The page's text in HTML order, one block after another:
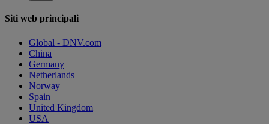
Siti web principali
Global - DNV.com
China
Germany
Netherlands
Norway
Spain
United Kingdom
USA